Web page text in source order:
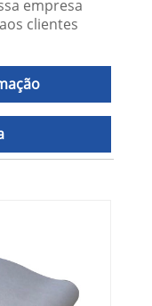
empresa
clientes